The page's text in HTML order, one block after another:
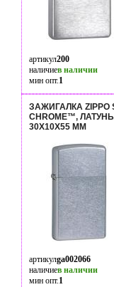
артикул200
наличиев наличии
мин опт.1
ЗАЖИГАЛКА ZIPPO
CHROME™,
30Х10X55 ММ
артикулga002066
наличиев наличии
мин опт.1